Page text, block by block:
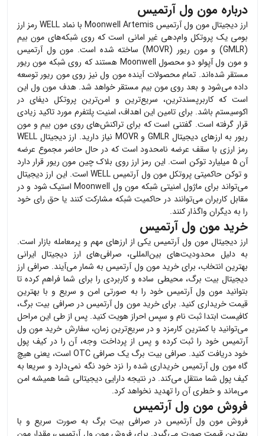
درباره مون ول آرتمیس
ارز دیجیتال مون ول آرتمیس Moonwell Artemis با نماد WELL رمز ارز
بومی یک پروتکل وام‌دهی غیر امانی است که روی شبکه‌های مون بیم
(GMLR) و مون ریور (MOVR) ساخته شده است. مون ول آرتمیس
و مون ول آپولو دو محصول Moonwell هستند که روی شبکه مون ریور
مستقر شد‌ه‌اند. تمام محصولات آینده مون ول نیز روی مون ریور توسعه
داده می‌شود و بعد روی مون بیم مستقر خواهد شد. هدف مون ول این
است که کاربرپسندترین، سریع‌ترین و امن‌ترین پروتکل دیفای در
اکوسیستم باشد. برای تامین این اهداف، امنیت پلتفرم مورد تاکید زیادی
قرار گرفته است. گفتنی است که برای تراکنش‌های روی مون بیم و مون
ریور به ارزهای دیجیتال GMLR و MOVR نیاز دارید. ارز دیجیتال WELL
رمز ارزی با سقف عرضه نامحدود است که در حال حاضر مجموع عرضه
آن ۵ میلیارد توکن است. این رمز ارز روی بلاک چین مون ریور قرار دارد
و توکن حاکمیتی پروتکل مون ول آرتمیس WELL است. این ارز دیجیتال
می‌تواند برای ماژول امنیتی شبکه مون ول Moonwell استیک شود و در
مقابل کاربران می‌توانند در حاکمیت شبکه مشارکت کنند یا حق رای خود
را به دیگران واگذار کنند.
خرید مون ول آرتمیس
ارز دیجیتال مون ول آرتمیسیکی از ارزهای مهم و پرمعامله بازار است.
به دلیل محدودیت‌های بین‌المللی، صرافی‌های ارز دیجیتال ایرانی
بهترین انتخاب، برای خریدمون ول آرتمیسبه شمار می‌آیند. صرافی ارز
دیجیتال بیت برگ، محیطی ساده و کاربردی را برای شما فراهم کرده تا
بتوانیدمون ول آرتمیس خود را به صورتی امن و سریع و با بهترین
قیمت خریداری کنید. برای خریدمون ول آرتمیسدر صرافی بیت برگ،
کافیست ابتدا ثبت نام و سپس احراز هویت کنید. پس از طی این مراحل
می‌توانید با کمترین کارمزد و در سریع‌ترین زمان، سفارش خرید مون ول
آرتمیس خود را ثبت کرده و پس از پرداخت وجه، آن را در کیف پول
خود دریافت کنید. صرافی بیت برگ یک صرافی OTC است، یعنی هیچ
گاهمون ول آرتمیس خریداری شده را نزد خود نگه نمی‌دارد و سریعا به
کیف پول شما منتقل می‌کند. در نتیجه دارایی دیجیتالی شما همیشه امن
می‌ماند و خطری آن را تهدید نخواهد کرد.
فروش مون ول آرتمیس
فروشمون ول آرتمیس در صرافی بیت برگ به صورت سریع و با